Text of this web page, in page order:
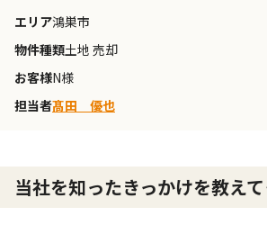
エリア鴻巣市
物件種類土地 売却
お客様N様
担当者髙田 優也
当社を知ったきっかけを教え